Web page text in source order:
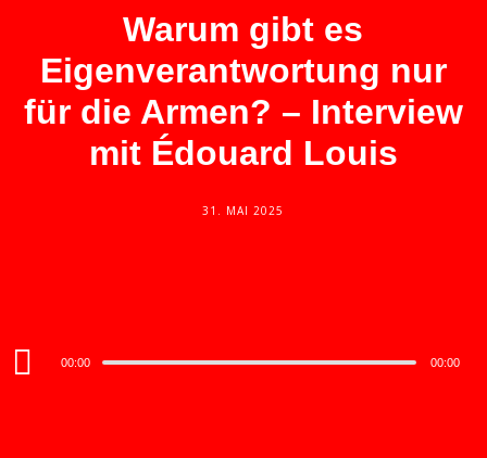
Warum gibt es
Eigenverantwortung nur
für die Armen? – Interview
mit Édouard Louis
31. MAI 2025
Audio
00:00 00:00